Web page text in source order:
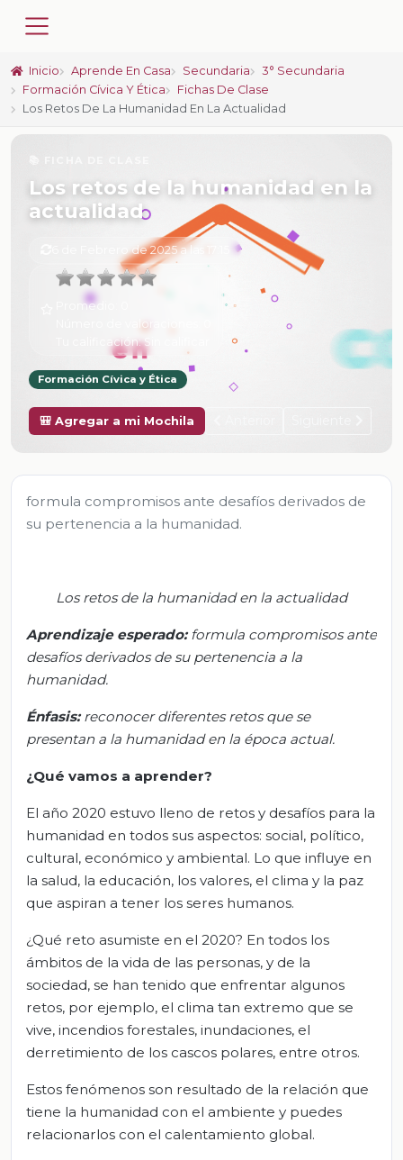
Inicio Aprende En Casa Secundaria
3° Secundaria
Formación Cívica Y Ética
Fichas De Clase
Los Retos De La Humanidad En La Actualidad
Los retos de la humanidad en la
actualidad
6 de Febrero de 2025 a las 17:15
Promedio:
Número de valoraciones:
Tu calificación:Sin calificar
Formación Cívica y Ética
🎒 Agregar a mi Mochila
formula compromisos ante desafíos derivados de
su pertenencia a la humanidad.
Los retos de la humanidad en la actualidad
Aprendizaje esperado: formula compromisos ante
desafíos derivados de su pertenencia a la
humanidad.
Énfasis:reconocer diferentes retos que se
presentan a la humanidad en la época actual.
¿Qué vamos a aprender?
El año 2020 estuvo lleno de retos y desafíos para la
humanidad en todos sus aspectos: social, político,
cultural, económico y ambiental. Lo que influye en
la salud, la educación, los valores, el clima y la paz
que aspiran a tener los seres humanos.
¿Qué reto asumiste en el 2020? En todos los
ámbitos de la vida de las personas, y de la
sociedad, se han tenido que enfrentar algunos
retos, por ejemplo, el clima tan extremo que se
vive, incendios forestales, inundaciones, el
derretimiento de los cascos polares, entre otros.
Estos fenómenos son resultado de la relación que
tiene la humanidad con el ambiente y puedes
relacionarlos con el calentamiento global.